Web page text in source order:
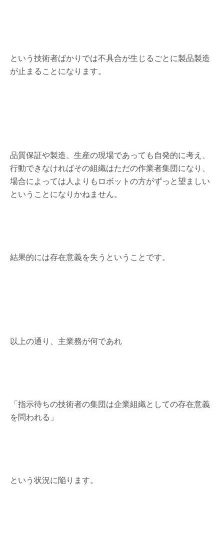
という技術者ばかりでは不具合が生じるごとに製品製造
が止まることになります。
品質保証や製造、生産の現場であっても自発的に考え、
行動できなければその組織はただの作業者集団になり、
場合によっては人よりもロボットの方がずっと望ましい
ということになりかねません。
結果的には存在意義を失うということです。
以上の通り、主業務が何であれ
「指示待ちの技術者の集団は企業組織としての存在意義
を問われる」
という状況に陥ります。